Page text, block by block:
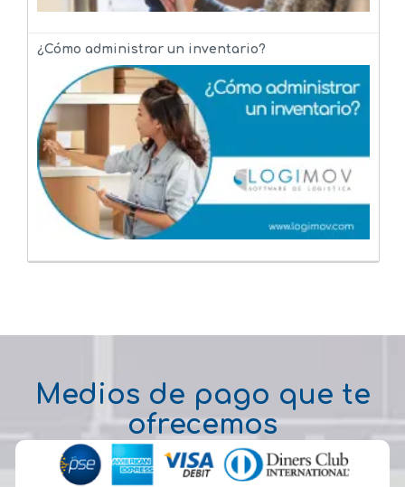
¿Cómo administrar un inventario?
Medios de pago que te
ofrecemos